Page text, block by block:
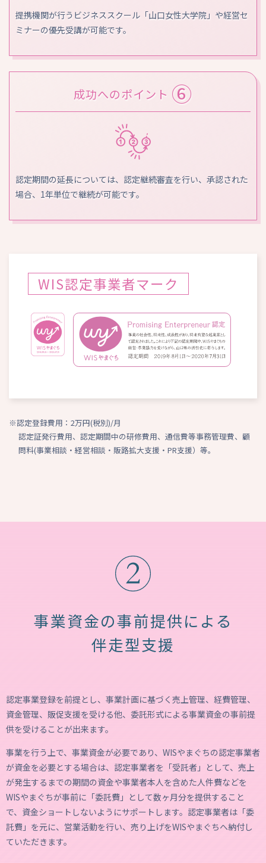
提携機関が行うビジネススクール「山口女性大学院」や経営セ
ミナーの優先受講が可能です。
成功へのポイント ⑥
認定期間の延長については、認定継続審査を行い、承認された
場合、1年単位で継続が可能です。
WIS認定事業者マーク
※認定登録費用：2万円(税別)/月
認定証発行費用、認定期間中の研修費用、通信費等事務管理費、顧
問料(事業相談・経営相談・販路拡大支援・PR支援）等。
事業資金の事前提供による
伴走型支援
認定事業登録を前提とし、事業計画に基づく売上管理、経費管理、
資金管理、販促支援を受ける他、委託形式による事業資金の事前提
供を受けることが出来ます。
事業を行う上で、事業資金が必要であり、WISやまぐちの認定事業者
が資金を必要とする場合は、認定事業者を「受託者」として、売上
が発生するまでの期間の資金や事業者本人を含めた人件費などを
WISやまぐちが事前に「委託費」として数ヶ月分を提供すること
で、資金ショートしないようにサポートします。認定事業者は「委
託費」を元に、営業活動を行い、売り上げをWISやまぐちへ納付し
ていただきます。